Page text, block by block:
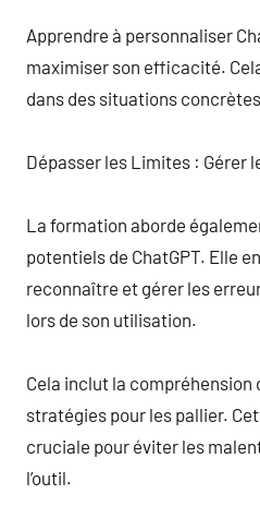
Apprendre à personnaliser
maximiser son efficacité.
dans des situations
Dépasser les Limites : Gérer
La formation aborde
potentiels de ChatGPT. Elle
reconnaître et gérer les
lors de son utilisation.
Cela inclut la compréhension
stratégies pour les pallier.
cruciale pour éviter les
l’outil.